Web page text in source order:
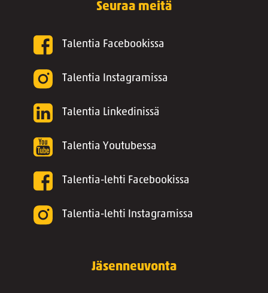
Seuraa meitä
Talentia Facebookissa
Talentia Instagramissa
Talentia Linkedinissä
Talentia Youtubessa
Talentia-lehti Facebookissa
Talentia-lehti Instagramissa
Jäsenneuvonta